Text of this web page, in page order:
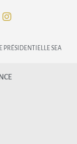
PRÉSIDENTIELLE SEA